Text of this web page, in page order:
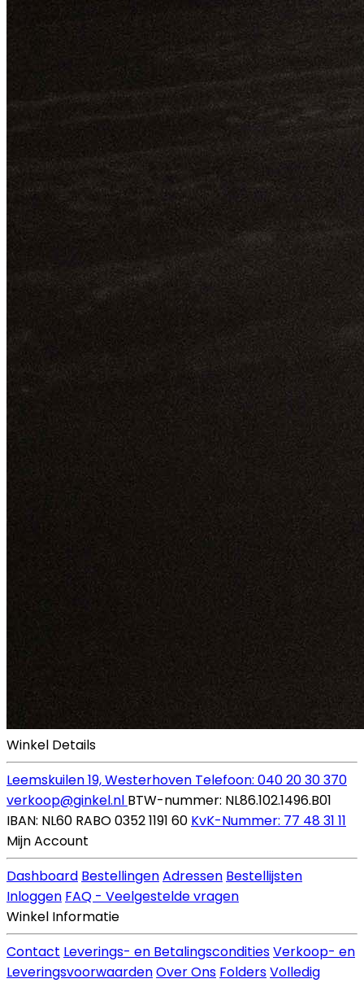
Winkel Details
Leemskuilen 19, Westerhoven Telefoon: 040 20 30 370
verkoop@ginkel.nl BTW-nummer: NL86.102.1496.B01
IBAN: NL60 RABO 0352 1191 60 KvK-Nummer: 77 48 31 11
Mijn Account
Dashboard BestellingenAdressen Bestellijsten
Inloggen FAQ - Veelgestelde vragen
Winkel Informatie
Contact Leverings- en BetalingsconditiesVerkoop- en
LeveringsvoorwaardenOver Ons FoldersVolledig